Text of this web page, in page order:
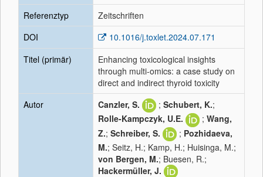
Referenztyp
Zeitschriften
DOI
10.1016/j.toxlet.2024.07.171
Titel (primär)
Enhancing toxicological insights
through multi-omics: a case study on
direct and indirect thyroid toxicity
Autor
Canzler, S. ; Schubert, K.;
Rolle-Kampczyk, U.E.
; Wang,
Z.; Schreiber, S. ; Pozhidaeva,
M.; Seitz, H.; Kamp, H.; Huisinga, M.;
von Bergen, M.; Buesen, R.;
Hackermüller, J.